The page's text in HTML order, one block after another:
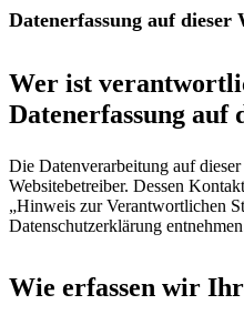
Datenerfassung auf dieser
Wer ist
Datenerfassung auf
Die Datenverarbeitung auf
Websitebetreiber. Dessen
„Hinweis zur Verantwortlichen
Datenschutzerklärung
Wie erfassen wir